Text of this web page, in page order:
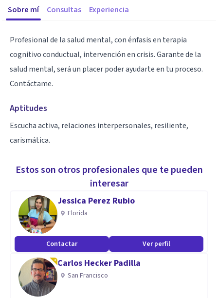
Sobre mí Consultas Experiencia
Profesional de la salud mental, con énfasis en terapia
cognitivo conductual, intervención en crisis. Garante de la
salud mental, será un placer poder ayudarte en tu proceso.
Contáctame.
Aptitudes
Escucha activa, relaciones interpersonales, resiliente,
carismática.
Estos son otros profesionales que te pueden
interesar
Jessica Perez Rubio
Florida
Contactar Ver perfil
Carlos Hecker Padilla
San Francisco